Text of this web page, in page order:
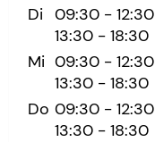
Di 09:30 - 12:30
13:30 - 18:30
Mi 09:30 - 12:30
13:30 - 18:30
Do 09:30 - 12:30
13:30 - 18:30